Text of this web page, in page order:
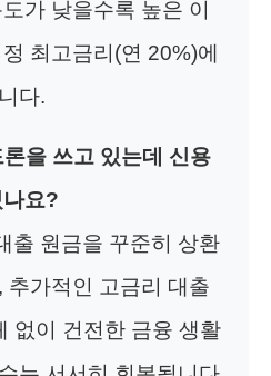
가 낮을수록 높은 이
최고금리(연 20%)에
다.
을 쓰고 있는데 신용
요?
출 원금을 꾸준히 상환
추가적인 고금리 대출
없이 건전한 금융 생활